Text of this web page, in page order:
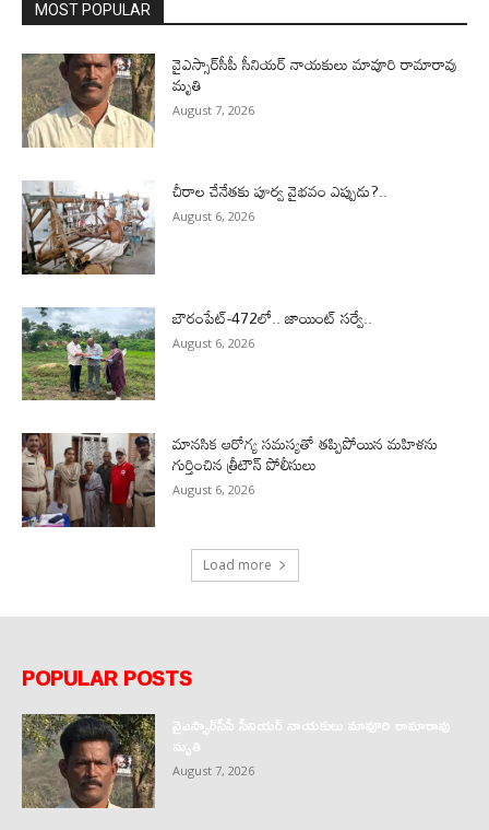
MOST POPULAR
వైఎస్సార్‌సీపీ సీనియర్ నాయకులు మావూరి రామారావు
మృతి
August 7, 2026
చీరాల చేనేతకు పూర్వ వైభవం ఎప్పుడు?..
August 6, 2026
బౌరంపేట్-472లో.. జాయింట్ సర్వే..
August 6, 2026
మానసిక ఆరోగ్య సమస్యతో తప్పిపోయిన మహిళను
గుర్తించిన త్రీటౌన్ పోలీసులు
August 6, 2026
Load more
POPULAR POSTS
వైఎస్సార్‌సీపీ సీనియర్ నాయకులు మావూరి రామారావు
మృతి
August 7, 2026